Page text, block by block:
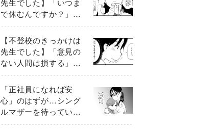
先生でした】「いつま
で休むんですか？」追
い詰められる母と息子
《第６話》
【不登校のきっかけは
先生でした】「意見の
ない人間は損する」担
任の一言が苦しみに…
《第１話》
「正社員になれば安
心」のはずが…シング
ルマザーを待ってい
た“魔の２年間”【前編】